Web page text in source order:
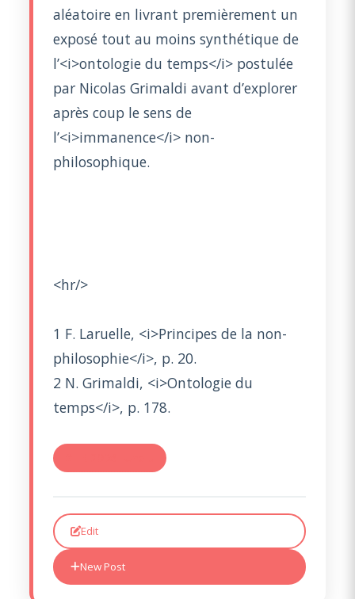
aléatoire en livrant premièrement un
exposé tout au moins synthétique de
l’<i>ontologie du temps</i> postulée
par Nicolas Grimaldi avant d’explorer
après coup le sens de
l’<i>immanence</i> non-
philosophique.
<hr/>
1 F. Laruelle, <i>Principes de la non-
philosophie</i>, p. 20.
2 N. Grimaldi, <i>Ontologie du
temps</i>, p. 178.
Edit
New Post